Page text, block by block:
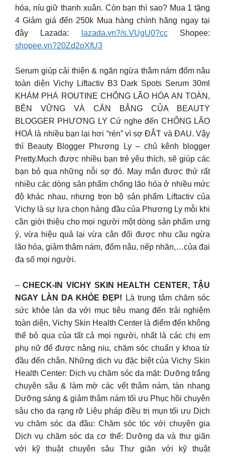
hóa, níu giữ thanh xuân. Còn bạn thì sao? Mua 1 tặng
4 Giảm giá đến 250k Mua hàng chính hãng ngay tại
đây Lazada:
lazada.vn?/s.VUgU0?ccShopee:
shopee.vn?20Zd2oXfU3
Serum giúp cải thiện & ngăn ngừa thâm nám đốm nâu
toàn diện Vichy Liftactiv B3 Dark Spots Serum 30ml
KHÁM PHÁ ROUTINE CHỐNG LÃO HÓA AN TOÀN,
BỀN VỮNG VÀ CÂN BẰNG CỦA BEAUTY
BLOGGER PHƯƠNG LY Cứ nghe đến CHỐNG LÃO
HOÁ là nhiều bạn lại hơi “rén” vì sợ ĐẮT và ĐAU. Vậy
thì Beauty Blogger Phương Ly – chủ kênh blogger
Pretty.Much được nhiều bạn trẻ yêu thích, sẽ giúp các
bạn bỏ qua những nỗi sợ đó. May mắn được thử rất
nhiều các dòng sản phẩm chống lão hóa ở nhiều mức
độ khác nhau, nhưng trọn bộ sản phẩm Liftactiv của
Vichy là sự lựa chọn hàng đầu của Phương Ly mỗi khi
cần giới thiệu cho mọi người một dòng sản phẩm ưng
ý, vừa hiệu quả lại vừa cân đối được nhu cầu ngừa
lão hóa, giảm thâm nám, đốm nâu, nếp nhăn,…của đại
đa số mọi người.
–CHECK-IN VICHY SKIN HEALTH CENTER, TẬU
NGAY LÀN DA KHỎE ĐẸP! Là trung tâm chăm sóc
sức khỏe làn da với mục tiêu mang đến trải nghiệm
toàn diện, Vichy Skin Health Center là điểm đến không
thể bỏ qua của tất cả mọi người, nhất là các chị em
phụ nữ để được nâng niu, chăm sóc chuẩn y khoa từ
đầu đến chân. Những dịch vụ đặc biệt của Vichy Skin
Health Center: Dịch vụ chăm sóc da mặt: Dưỡng trắng
chuyên sâu & làm mờ các vết thâm nám, tàn nhang
Dưỡng sáng & giảm thâm nám tối ưu Phục hồi chuyên
sâu cho da rạng rỡ Liệu pháp điều trị mụn tối ưu Dịch
vụ chăm sóc da đầu: Chăm sóc tóc với chuyên gia
Dịch vụ chăm sóc da cơ thể: Dưỡng da và thư giãn
với kỹ thuật chuyên sâu Thư giãn với kỹ thuật